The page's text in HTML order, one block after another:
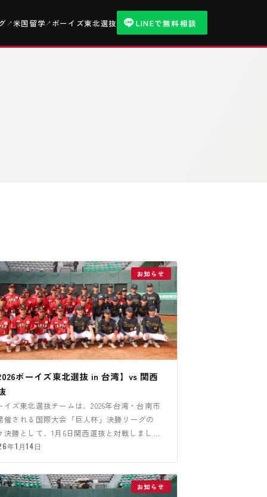
↗ 米国留学 ↗ ボーイズ東北選抜 LINEで無料相談
お知らせ
2026ボーイズ東北選抜 in 台湾】vs 関西
イズ東北選抜チームは、2026年台湾・台南市
催される国際大会「巨人杯」決勝リーグの
決勝として、1月6日関西選抜と対戦しまし
年1月14日
お知らせ